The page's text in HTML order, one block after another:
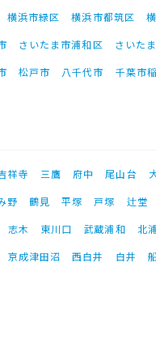
横浜市緑区 横浜市都筑区
さいたま市浦和区 さいた
松戸市 八千代市 千葉市
祥寺 三鷹 府中 尾山台
野 鶴見 平塚 戸塚 辻堂
志木 東川口 武蔵浦和 北
京成津田沼 西白井 白井